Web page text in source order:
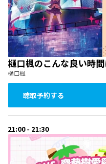
樋口楓のこんな良い時
樋口楓
聴取予約する
21:00 - 21:30